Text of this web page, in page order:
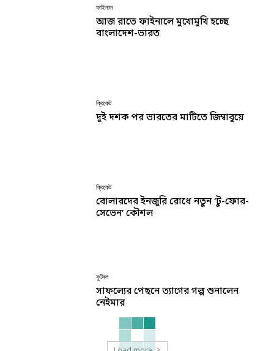
ফাইনাল
আজ রাতে ফাইনালে মুখোমুখি হচ্ছে
বাংলাদেশ-ভারত
ক্রিকেট
দুই দশক পর ভারতের মাটিতে জিম্বাবুয়ে
ক্রিকেট
বোলারদের ইনজুরি রোধে নতুন ‘টু-ফোর-
সেভেন’ কৌশল
ফুটবল
সাফল্যের পেছনে ত্যাগের গল্প শুনালেন
নেইমার